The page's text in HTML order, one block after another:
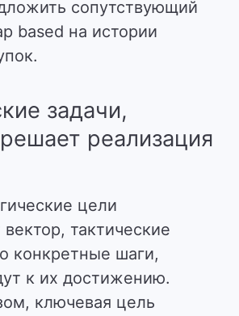
сопутствующий
based на истории
задачи,
реализация
цели
тактические
конкретные шаги,
к их достижению.
ключевая цель